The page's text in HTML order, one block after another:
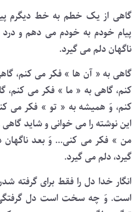
گاهی از یک خطم به خط دیگرم
پیام خودم به خودم می دهم و
ناگهان دلم می گیرد.
گاهی به « آن ها » فکر می کنم،
کنم، گاهی به « ما » فکر می کنم،
کنم، وَ همیشه به « تو » فکر می
این نوشته را می خوانی و شاید
من » فکر می کنی... وَ بعد ناگهان
گیرد، دلم می گیرد.
انگار خدا دل را فقط برای گرفته
است. وَ چه سخت است دل